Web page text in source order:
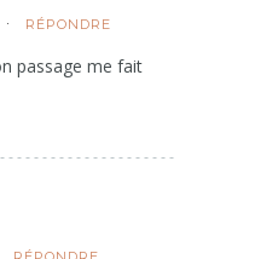
RÉPONDRE
passage me fait